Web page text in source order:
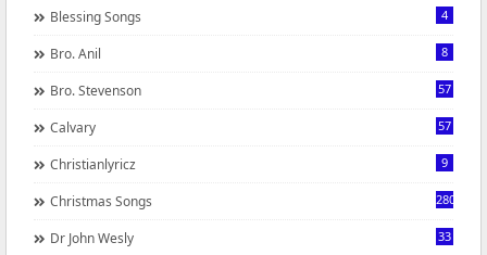
Blessing Songs 4
Bro. Anil 8
Bro. Stevenson 57
Calvary 57
Christianlyricz 9
Christmas Songs 280
Dr John Wesly 33